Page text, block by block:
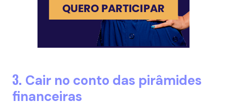
3. Cair no conto das pirâmides
financeiras